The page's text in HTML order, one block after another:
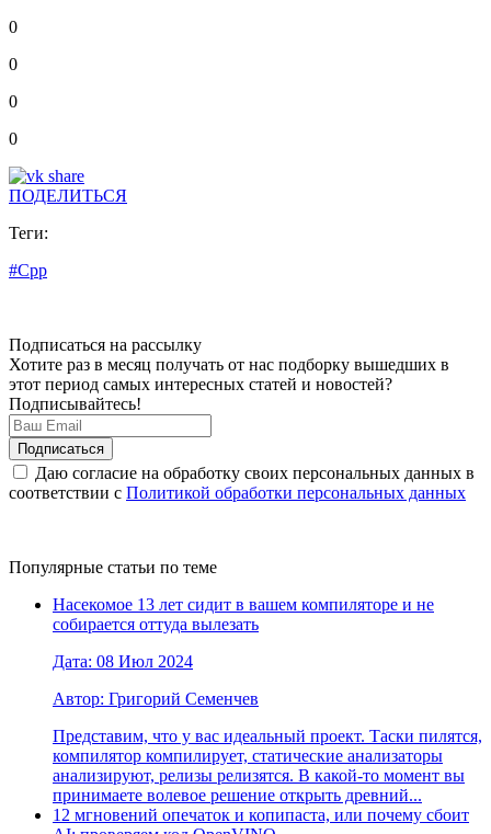
0
0
0
0
ПОДЕЛИТЬСЯ
Теги:
#Cpp
Подписаться на рассылку
Хотите раз в месяц получать от нас подборку вышедших в
этот период самых интересных статей и новостей?
Подписывайтесь!
Даю согласие на обработку своих персональных данных в
соответствии с Политикой обработки персональных данных
Популярные статьи по теме
Насекомое 13 лет сидит в вашем компиляторе и не
собирается оттуда вылезать
Дата: 08 Июл 2024
Автор: Григорий Семенчев
Представим, что у вас идеальный проект. Таски пилятся,
компилятор компилирует, статические анализаторы
анализируют, релизы релизятся. В какой-то момент вы
принимаете волевое решение открыть древний...
12 мгновений опечаток и копипаста, или почему сбоит